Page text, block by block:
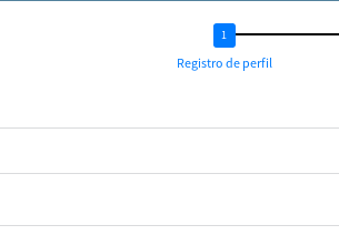
Registro de perfil